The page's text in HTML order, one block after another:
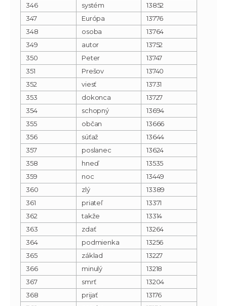
346
systém
13852
347
Európa
13776
348
osoba
13764
349
autor
13752
350
Peter
13747
351
Prešov
13740
352
viesť
13731
353
dokonca
13727
354
schopný
13694
355
občan
13666
356
súťaž
13644
357
poslanec
13624
358
hneď
13535
359
noc
13449
360
zlý
13389
361
priateľ
13371
362
takže
13314
363
zdať
13264
364
podmienka
13256
365
základ
13227
366
minulý
13218
367
smrť
13204
368
prijať
13176